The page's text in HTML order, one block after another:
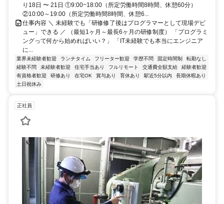
り18日 〜 21日 ①9:00~18:00（所定労働時間8時間、休憩60分）
②10:00～19:00（所定労働時間8時間、休憩6...
仕事内容 ＼ 未経験でも「研修修了後はプログラマーとして現場デビ
ュー」できる ／ （最短1ヶ月～最長6ヶ月の研修制度） 「プログラミ
ングって何から始めればいい？」 「IT未経験でも本当にエンジニア
に...
業界未経験者歓迎 ランチタイム フリーター歓迎 学歴不問 固定時間制
転勤なし
経験不問
未経験者歓迎 住宅手当あり フルリモート 交通費全額支給
経験者歓迎
有資格者歓迎
研修あり 在宅OK 賞与あり 育休あり 駅近5分以内
長期休暇あり
土日祝休み
正社員